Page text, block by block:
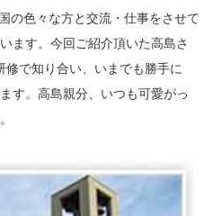
の色々な方と交流・仕事をさせて
ます。今回ご紹介頂いた高島さ
で知り合い、いまでも勝手に
す。高島親分、いつも可愛がっ